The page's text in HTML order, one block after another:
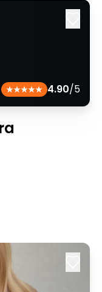
4.90/5